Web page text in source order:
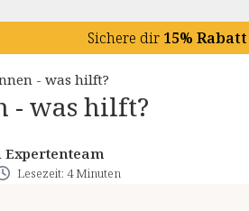
Sichere dir 15% Rabatt
- was hilft?
- was hilft?
Lesezeit: 4 Minuten